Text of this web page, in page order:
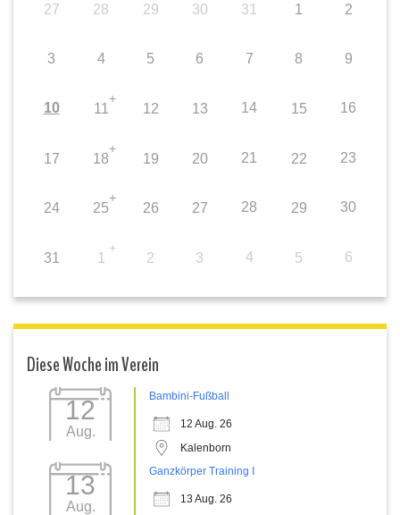
27 28 29 30 31 1 2
3 4 5 6 7 8 9
10 11
+
12 13 14 15 16
17 18
+
19 20 21 22 23
24 25
+
26 27 28 29 30
31 1
+
2 3 4 5 6
Diese Woche im Verein
12
Aug.
Bambini-Fußball
12 Aug. 26
Kalenborn
13
Aug.
Ganzkörper Training I
13 Aug. 26